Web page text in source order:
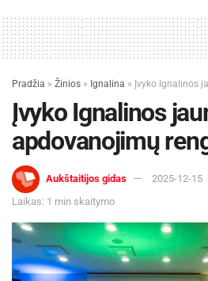
Pradžia » Žinios » Ignalina » Įvyko Ignalinos
Įvyko Ignalinos
apdovanojimų
Aukštaitijos gidas
2025-12-15
Laikas: 1 min skaitymo